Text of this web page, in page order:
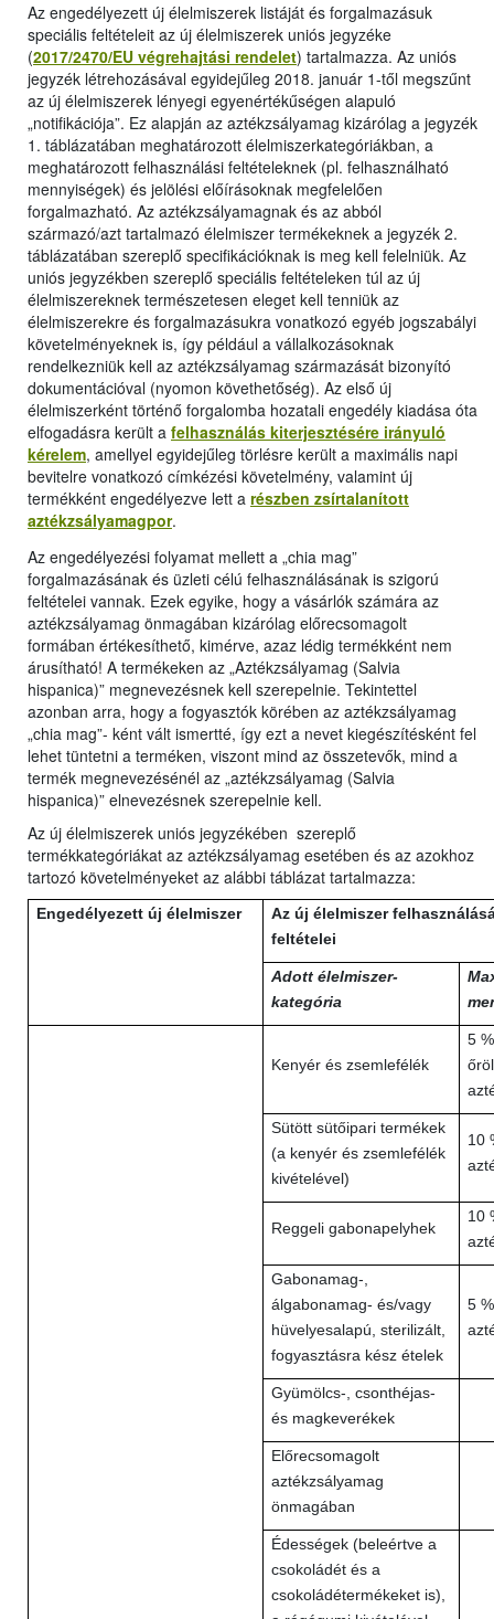
Az engedélyezett új élelmiszerek listáját és forgalmazásuk
speciális feltételeit az új élelmiszerek uniós jegyzéke
(2017/2470/EU végrehajtási rendelet) tartalmazza. Az uniós
jegyzék létrehozásával egyidejűleg 2018. január 1-től megszűnt
az új élelmiszerek lényegi egyenértékűségen alapuló
„notifikációja”. Ez alapján az aztékzsályamag kizárólag a jegyzék
1. táblázatában meghatározott élelmiszerkategóriákban, a
meghatározott felhasználási feltételeknek (pl. felhasználható
mennyiségek) és jelölési előírásoknak megfelelően
forgalmazható. Az aztékzsályamagnak és az abból
származó/azt tartalmazó élelmiszer termékeknek a jegyzék 2.
táblázatában szereplő specifikációknak is meg kell felelniük. Az
uniós jegyzékben szereplő speciális feltételeken túl az új
élelmiszereknek természetesen eleget kell tenniük az
élelmiszerekre és forgalmazásukra vonatkozó egyéb jogszabályi
követelményeknek is, így például a vállalkozásoknak
rendelkezniük kell az aztékzsályamag származását bizonyító
dokumentációval (nyomon követhetőség). Az első új
élelmiszerként történő forgalomba hozatali engedély kiadása óta
elfogadásra került a felhasználás kiterjesztésére irányuló
kérelem, amellyel egyidejűleg törlésre került a maximális napi
bevitelre vonatkozó címkézési követelmény, valamint új
termékként engedélyezve lett a részben zsírtalanított
aztékzsályamagpor.
Az engedélyezési folyamat mellett a „chia mag”
forgalmazásának és üzleti célú felhasználásának is szigorú
feltételei vannak. Ezek egyike, hogy a vásárlók számára az
aztékzsályamag önmagában kizárólag előrecsomagolt
formában értékesíthető, kimérve, azaz lédig termékként nem
árusítható! A termékeken az „Aztékzsályamag (Salvia
hispanica)” megnevezésnek kell szerepelnie. Tekintettel
azonban arra, hogy a fogyasztók körében az aztékzsályamag
„chia mag”- ként vált ismertté, így ezt a nevet kiegészítésként fel
lehet tüntetni a terméken, viszont mind az összetevők, mind a
termék megnevezésénél az „aztékzsályamag (Salvia
hispanica)” elnevezésnek szerepelnie kell.
Az új élelmiszerek uniós jegyzékében szereplő
termékkategóriákat az aztékzsályamag esetében és az azokhoz
tartozó követelményeket az alábbi táblázat tartalmazza:
Engedélyezett új élelmiszer
Az új élelmiszer
feltételei
Adott élelmiszer-
kategória
Kenyér és zsemlefélék
5
Sütött sütőipari termékek
(a kenyér és zsemlefélék
kivételével)
10
Reggeli gabonapelyhek
10
Gabonamag-,
álgabonamag- és/vagy
hüvelyesalapú, sterilizált,
fogyasztásra kész ételek
5
Gyümölcs-, csonthéjas-
és magkeverékek
Előrecsomagolt
aztékzsályamag
önmagában
Édességek (beleértve a
csokoládét és a
csokoládétermékeket is),